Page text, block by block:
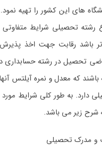
های این کشور را تهیه
رشته تحصیلی شرایط
باشد رقابت جهت اخذ
تحصیل در رشته حسابداری در
باشند که معدل و نمره آیلتس
دارد. به طور کلی شرایط مورد
شرح زیر می باشد.
و مدرک تحصیلی